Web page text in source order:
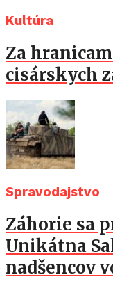
Kultúra
Za
cisárskych
Spravodajstvo
Záhorie sa
Unikátna
nadšencov